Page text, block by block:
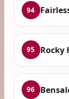
94
95 Rocky
96